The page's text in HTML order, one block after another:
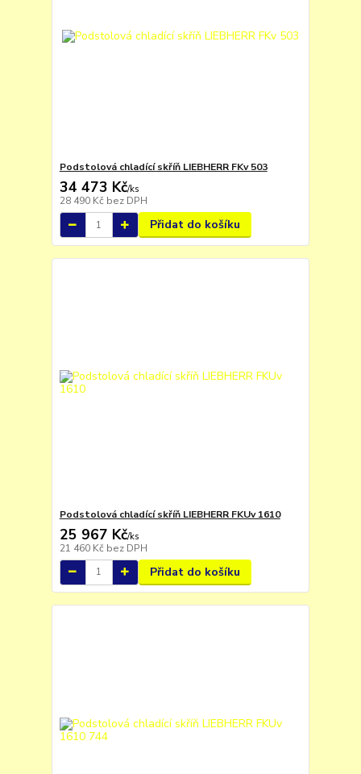
Podstolová chladící skříň LIEBHERR FKv 503
34 473 Kč/ks
28 490 Kč bez DPH
Přidat do košíku
Podstolová chladící skříň LIEBHERR FKUv 1610
25 967 Kč/ks
21 460 Kč bez DPH
Přidat do košíku